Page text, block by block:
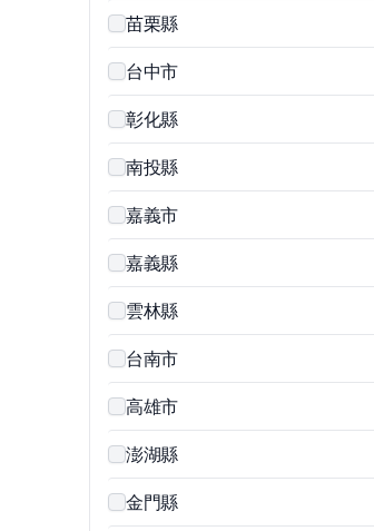
苗栗縣
台中市
彰化縣
南投縣
嘉義市
嘉義縣
雲林縣
台南市
高雄市
澎湖縣
金門縣